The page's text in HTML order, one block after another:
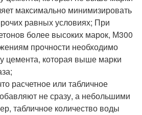
максимально минимизировать
равных условиях; При
более высоких марок, М300
прочности необходимо
цемента, которая выше марки
расчетное или табличное
не сразу, а небольшими
табличное количество воды